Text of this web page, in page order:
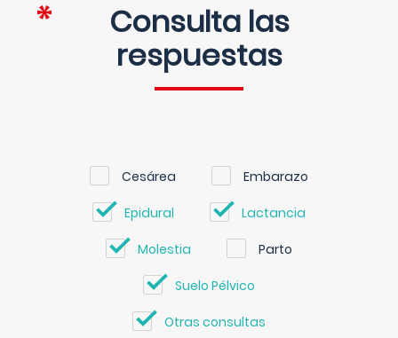
Consulta las
respuestas
Cesárea Embarazo
Epidural Lactancia
Molestia Parto
Suelo Pélvico
Otras consultas